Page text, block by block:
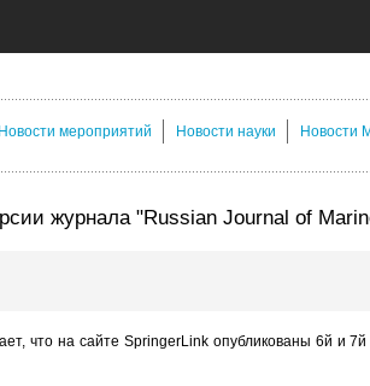
Новости мероприятий Новости науки Новости
журнала "Russian Journal of
что на сайте SpringerLink опубликованы 6й и